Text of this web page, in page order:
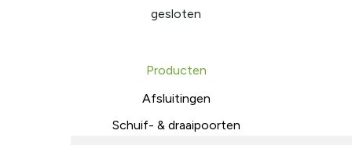
gesloten
Producten
Afsluitingen
Schuif- & draaipoorten